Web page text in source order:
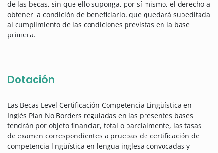
de las becas, sin que ello suponga, por sí mismo, el derecho a
obtener la condición de beneficiario, que quedará supeditada
al cumplimiento de las condiciones previstas en la base
primera.
Dotación
Las Becas Level Certificación Competencia Lingüística en
Inglés Plan No Borders reguladas en las presentes bases
tendrán por objeto financiar, total o parcialmente, las tasas
de examen correspondientes a pruebas de certificación de
competencia lingüística en lengua inglesa convocadas y